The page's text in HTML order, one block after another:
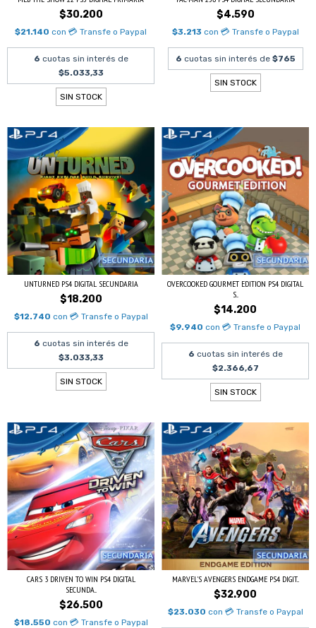
$30.200
$21.140 con 💳 Transfe o Paypal
6 cuotas sin interés de
$5.033,33
SIN STOCK
$4.590
$3.213 con 💳 Transfe o Paypal
6 cuotas sin interés de $765
SIN STOCK
UNTURNED PS4 DIGITAL SECUNDARIA
$18.200
$12.740 con 💳 Transfe o Paypal
6 cuotas sin interés de
$3.033,33
SIN STOCK
OVERCOOKED GOURMET EDITION PS4 DIGITAL
S...
$14.200
$9.940 con 💳 Transfe o Paypal
6 cuotas sin interés de
$2.366,67
SIN STOCK
CARS 3 DRIVEN TO WIN PS4 DIGITAL
SECUNDA...
$26.500
$18.550 con 💳 Transfe o Paypal
MARVEL'S AVENGERS ENDGAME PS4 DIGIT...
$32.900
$23.030 con 💳 Transfe o Paypal